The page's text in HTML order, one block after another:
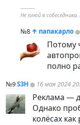
----------
Не плюй в
№8 ↑ папакарло
Потому
полно
№9S3H 16 мая 2024
Реклама —
Однако
колёсах